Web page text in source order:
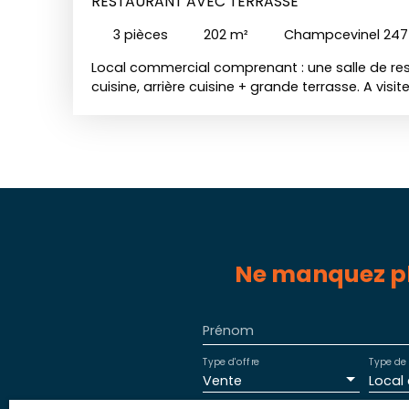
3 pièces 202 m²
Champcevinel
Local commercial comprenant : une salle de
cuisine, arrière cuisine + grande terrasse. A
Ne manquez
Prénom
Vente
Type d'offre
Local
Type de